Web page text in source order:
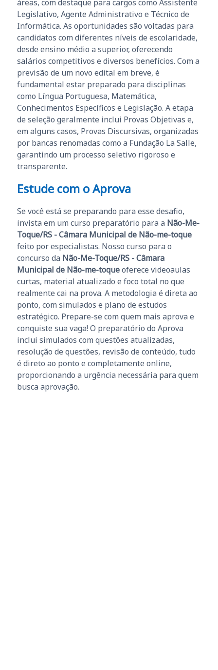
áreas, com destaque para cargos como Assistente
Legislativo, Agente Administrativo e Técnico de
Informática. As oportunidades são voltadas para
candidatos com diferentes níveis de escolaridade,
desde ensino médio a superior, oferecendo
salários competitivos e diversos benefícios. Com a
previsão de um novo edital em breve, é
fundamental estar preparado para disciplinas
como Língua Portuguesa, Matemática,
Conhecimentos Específicos e Legislação. A etapa
de seleção geralmente inclui Provas Objetivas e,
em alguns casos, Provas Discursivas, organizadas
por bancas renomadas como a Fundação La Salle,
garantindo um processo seletivo rigoroso e
transparente.
Estude com o Aprova
Se você está se preparando para esse desafio,
invista em um curso preparatório para a Não-Me-
Toque/RS - Câmara Municipal de Não-me-toque
feito por especialistas. Nosso curso para o
concurso da Não-Me-Toque/RS - Câmara
Municipal de Não-me-toqueoferece videoaulas
curtas, material atualizado e foco total no que
realmente cai na prova. A metodologia é direta ao
ponto, com simulados e plano de estudos
estratégico. Prepare-se com quem mais aprova e
conquiste sua vaga! O preparatório do Aprova
inclui simulados com questões atualizadas,
resolução de questões, revisão de conteúdo, tudo
é direto ao ponto e completamente online,
proporcionando a urgência necessária para quem
busca aprovação.